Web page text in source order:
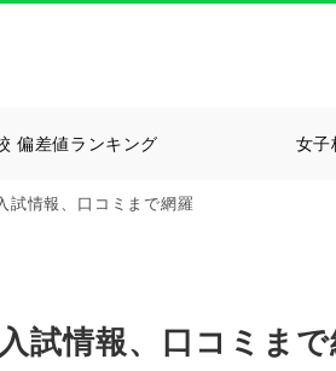
偏差値ランキング 女子
試情報、口コミまで網羅
試情報、口コミま